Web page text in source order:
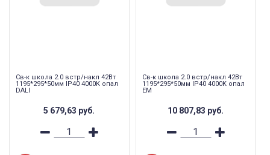
Св-к школа 2.0 встр/накл 42Вт
1195*295*50мм IP40 4000K опал
DALI
5 679,63 руб.
Св-к школа 2.0 встр/накл 42Вт
1195*295*50мм IP40 4000K опал
EM
10 807,83 руб.